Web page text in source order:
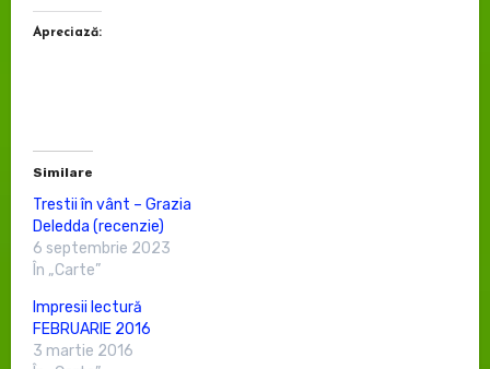
Apreciază:
Similare
Trestii în vânt – Grazia
Deledda (recenzie)
6 septembrie 2023
În „Carte”
Impresii lectură
FEBRUARIE 2016
3 martie 2016